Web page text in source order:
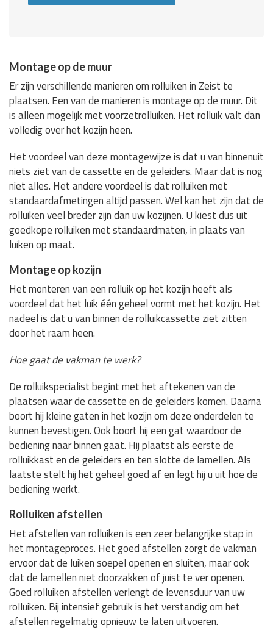
Montage op de muur
Er zijn verschillende manieren om rolluiken in Zeist te
plaatsen. Een van de manieren is montage op de muur. Dit
is alleen mogelijk met voorzetrolluiken. Het rolluik valt dan
volledig over het kozijn heen.
Het voordeel van deze montagewijze is dat u van binnenuit
niets ziet van de cassette en de geleiders. Maar dat is nog
niet alles. Het andere voordeel is dat rolluiken met
standaardafmetingen altijd passen. Wel kan het zijn dat de
rolluiken veel breder zijn dan uw kozijnen. U kiest dus uit
goedkope rolluiken met standaardmaten, in plaats van
luiken op maat.
Montage op kozijn
Het monteren van een rolluik op het kozijn heeft als
voordeel dat het luik één geheel vormt met het kozijn. Het
nadeel is dat u van binnen de rolluikcassette ziet zitten
door het raam heen.
Hoe gaat de vakman te werk?
De rolluikspecialist begint met het aftekenen van de
plaatsen waar de cassette en de geleiders komen. Daarna
boort hij kleine gaten in het kozijn om deze onderdelen te
kunnen bevestigen. Ook boort hij een gat waardoor de
bediening naar binnen gaat. Hij plaatst als eerste de
rolluikkast en de geleiders en ten slotte de lamellen. Als
laatste stelt hij het geheel goed af en legt hij u uit hoe de
bediening werkt.
Rolluiken afstellen
Het afstellen van rolluiken is een zeer belangrijke stap in
het montageproces. Het goed afstellen zorgt de vakman
ervoor dat de luiken soepel openen en sluiten, maar ook
dat de lamellen niet doorzakken of juist te ver openen.
Goed rolluiken afstellen verlengt de levensduur van uw
rolluiken. Bij intensief gebruik is het verstandig om het
afstellen regelmatig opnieuw te laten uitvoeren.